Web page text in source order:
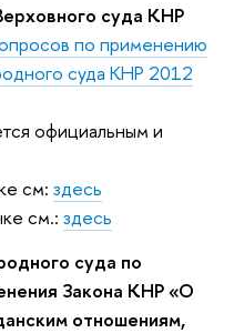
суда КНР
по применению
суда КНР 2012
официальным и
см: здесь
см.: здесь
суда по
Закона КНР «О
отношениям,